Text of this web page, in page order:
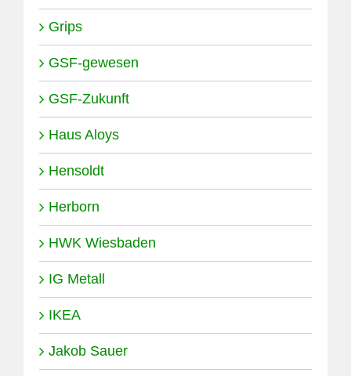
Grips
GSF-gewesen
GSF-Zukunft
Haus Aloys
Hensoldt
Herborn
HWK Wiesbaden
IG Metall
IKEA
Jakob Sauer